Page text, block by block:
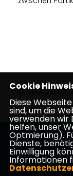
05.07.2023,
CDU-
Cookie
Diese
sind, um die
verwenden wir
helfen, unser
Optmierung).
Dienste,
Einwilligung
Informationen